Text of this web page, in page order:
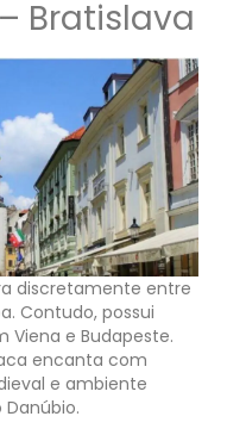
Bratislava
discretamente entre
Contudo, possui
e Budapeste.
encanta com
e ambiente